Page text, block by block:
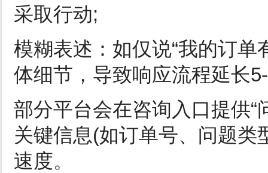
采取行动;
模糊表述：如仅说“我的订单
体细节，导致响应流程延长
部分平台会在咨询入口提供“
关键信息(如订单号、问题类
速度。